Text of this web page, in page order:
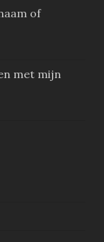
of
met mijn